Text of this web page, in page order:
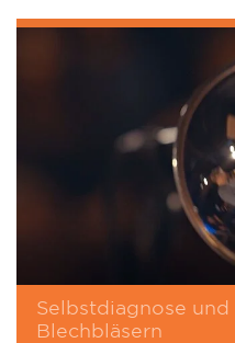
Selbstdiagnose
Blechbläsern